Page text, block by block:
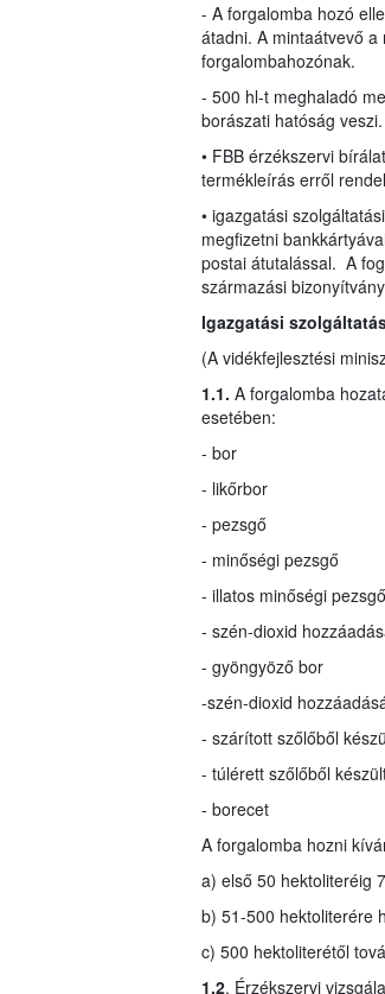
- A forgalomba hozó
átadni. A mintaátvevő
forgalombahozónak.
- 500 hl-t meghaladó
borászati hatóság veszi.
• FBB érzékszervi
termékleírás erről
• igazgatási
megfizetni
postai átutalással. A
származási
Igazgatási
(A vidékfejlesztési
1.1. A forgalomba
esetében:
- bor
- likőrbor
- pezsgő
- minőségi pezsgő
- illatos minőségi pezsgő
- szén-dioxid
- gyöngyöző bor
-szén-dioxid
- szárított szőlőből
- túlérett szőlőből
- borecet
A forgalomba hozni
a) első 50 hektoliteréig
b) 51-500 hektoliterére
c) 500 hektoliterétől
1.2. Érzékszervi